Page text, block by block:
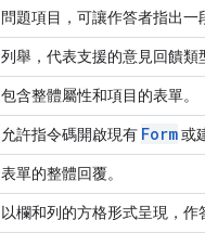
問題項目，可讓作答者指出一
列舉，代表支援的意見回饋類
包含整體屬性和項目的表單。
允許指令碼開啟現有 Form或
表單的整體回覆。
以欄和列的方格形式呈現，